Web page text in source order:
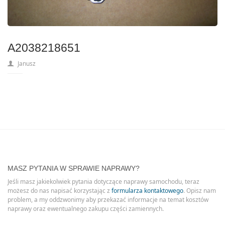
A2038218651
Janusz
MASZ PYTANIA W SPRAWIE NAPRAWY?
Jeśli masz jakiekolwiek pytania dotyczące naprawy samochodu, teraz
możesz do nas napisać korzystając z formularza kontaktowego. Opisz nam
problem, a my oddzwonimy aby przekazać informacje na temat kosztów
naprawy oraz ewentualnego zakupu części zamiennych.